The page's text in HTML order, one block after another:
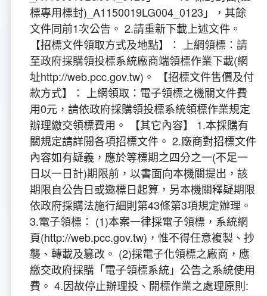
標專用標封)_A1150019LG004_0123」，其餘
文件同前1次公告。 2.請重新下載上述文件。
【招標文件領取方式及地點】： 上網領標：請
至政府採購領投標系統廠商端領標作業下載(網
址http://web.pcc.gov.tw)。 【招標文件售價及付
款方式】： 上網領取：電子領標之機關文件費
用0元，請依政府採購領投標系統領標作業規定
辦理繳交領標費用。 【其它內容】 1.本採購有
關規定請詳閱各項招標文件。 2.廠商對招標文件
內容如有疑義，應於等標期之四分之一(不足一
日以一日計)期限前，以書面向本機關提出，該
期限自公告日或邀標日起算，另本機關釋疑期限
依政府採購法施行細則第43條第3項規定辦理。
3.電子領標： (1)本案一律採電子領標，系統網
頁(http://web.pcc.gov.tw)，惟不得任意複製、抄
襲、轉載及篡改。 (2)採電子化領標之廠商，應
繳交政府採購「電子領標系統」公告之系統使用
費。 4.因故停止辦理投、開標作業之處理原則: